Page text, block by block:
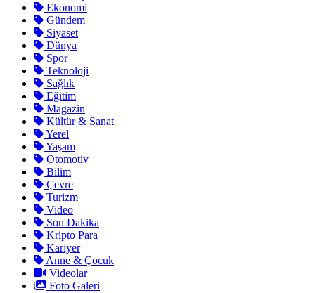
Ekonomi
Gündem
Siyaset
Dünya
Spor
Teknoloji
Sağlık
Eğitim
Magazin
Kültür & Sanat
Yerel
Yaşam
Otomotiv
Bilim
Çevre
Turizm
Video
Son Dakika
Kripto Para
Kariyer
Anne & Çocuk
Videolar
Foto Galeri